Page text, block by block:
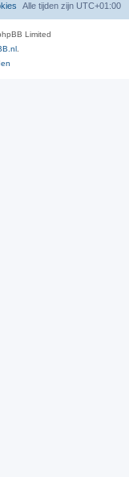
Alle tijden zijn UTC+01:00
Limited